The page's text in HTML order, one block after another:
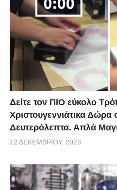
Δείτε τον ΠΙΟ εύκολο
Χριστουγεννιάτικα Δώρα
Δευτερόλεπτα. Απλά
12 ΔΕΚΕΜΒΡΊΟΥ, 2023